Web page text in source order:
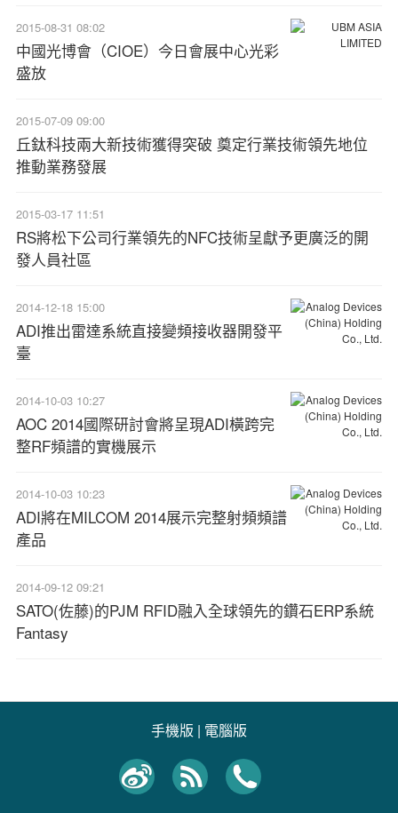
2015-08-31 08:02
中國光博會（CIOE）今日會展中心光彩
盛放
2015-07-09 09:00
丘鈦科技兩大新技術獲得突破 奠定行業技術領先地位
推動業務發展
2015-03-17 11:51
RS將松下公司行業領先的NFC技術呈獻予更廣泛的開
發人員社區
2014-12-18 15:00
ADI推出雷達系統直接變頻接收器開發平
臺
2014-10-03 10:27
AOC 2014國際研討會將呈現ADI橫跨完
整RF頻譜的實機展示
2014-10-03 10:23
ADI將在MILCOM 2014展示完整射頻頻譜
產品
2014-09-12 09:21
SATO(佐藤)的PJM RFID融入全球領先的鑽石ERP系統
Fantasy
手機版 | 電腦版